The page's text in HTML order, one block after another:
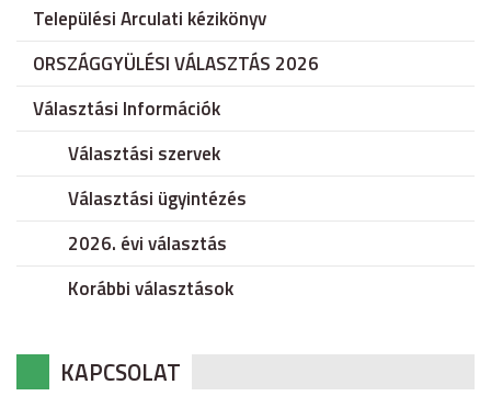
Települési Arculati kézikönyv
ORSZÁGGYÜLÉSI VÁLASZTÁS 2026
Választási Információk
Választási szervek
Választási ügyintézés
2026. évi választás
Korábbi választások
KAPCSOLAT